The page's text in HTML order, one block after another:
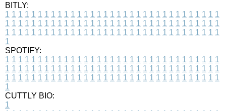
BITLY:
1 1 1 1 1 1 1 1 1 1 1 1 1 1 1 1 1 1 1 1 1 1 1 1 1 1 1 1 1 1 1 1 1
1 1 1 1 1 1 1 1 1 1 1 1 1 1 1 1 1 1 1 1 1 1 1 1 1 1 1 1 1 1 1 1 1
1 1 1 1 1 1 1 1 1 1 1 1 1 1 1 1 1 1 1 1 1 1 1 1 1 1 1 1 1 1 1 1 1
1
SPOTIFY:
1 1 1 1 1 1 1 1 1 1 1 1 1 1 1 1 1 1 1 1 1 1 1 1 1 1 1 1 1 1 1 1 1
1 1 1 1 1 1 1 1 1 1 1 1 1 1 1 1 1 1 1 1 1 1 1 1 1 1 1 1 1 1 1 1 1
1 1 1 1 1 1 1 1 1 1 1 1 1 1 1 1 1 1 1 1 1 1 1 1 1 1 1 1 1 1 1 1 1
1
CUTTLY BIO:
1